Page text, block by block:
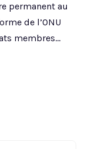
permanent au
de l’ONU
membres…